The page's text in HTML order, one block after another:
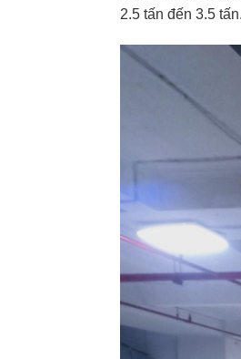
2.5 tấn đến 3.5